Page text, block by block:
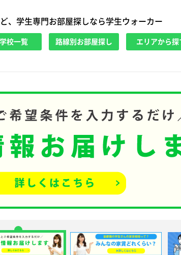
、学生専門お部屋探しなら学生ウォーカー
校一覧 路線別お部屋探し エリアから探